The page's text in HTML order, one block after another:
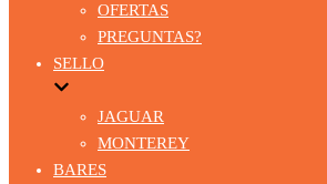
OFERTAS
PREGUNTAS?
SELLO
JAGUAR
MONTEREY
BARES